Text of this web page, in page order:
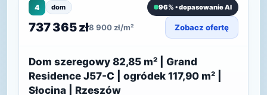
4 dom 96% • dopasowanie AI
737 365 zł8 900 zł/m² Zobacz ofertę
Dom szeregowy 82,85 m² | Grand
Residence J57-C | ogródek 117,90 m² |
Słocina | Rzeszów